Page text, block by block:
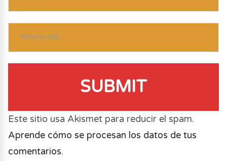
SUBMIT
Este sitio usa Akismet para reducir el spam.
Aprende cómo se procesan los datos de tus
comentarios.